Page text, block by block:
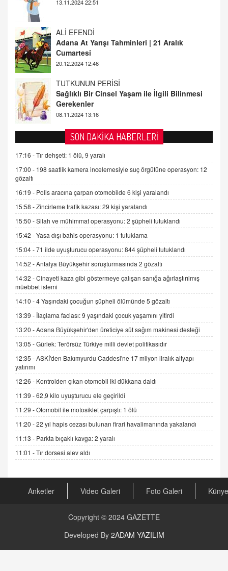
Cumartesi
20.12.2024 12:46
TUTKUNUN PERİSİ
Gerekenler
08.11.2024 13:16
FARUK ÖNALAN
2 Kasım 2021 Salı 00:11
AV. DOĞAN CAN DOĞAN
Kişisel verilerin korunması ve dijital hukukun
15.09.2025 16:17
SEHER EREK
Kış Ayları Geldi, Hangi Önlemler Alınmalı?
9.12.2025 10:11
İNCİ GÜL AKÖL
Trump Keşke Adana'yı da Ziyaret Etse...
06.07.2026 13:00
ADEM AKÖL
Esed Destekçilerinin Yüzüne Vurulan Şamar:
Sednaya
11.12.2024 12:30
DR. EKREM ASLAN
Gerçek Ne, Algı Ne? "Beraber Yürüyoruz"
Cümlesinin Peşinden
19.07.2025 12:45
GÖNÜL MENEKŞE
Şifacının Yolu
04.11.2025 12:56
Kira Uyuşmazlıklarında Dava Açmadan Önce
Arabulucuya Başvuru Şartı
23.09.2023 16:30
CAN UĞURATEŞ
16.12.2024 14:16
SON DAKİKA HABERLERİ
17:16 -Tır dehşeti: 1 ölü, 9 yaralı
17:00 - 198 saatlik kamera incelemesiyle suç örgütüne operasyon: 12
gözaltı
16:19 - Polis aracına çarpan otomobilde 6 kişi yaralandı
15:58 -Zincirleme trafik kazası: 29 kişi yaralandı
15:50 -Silah ve mühimmat operasyonu: 2 şüpheli tutuklandı
15:42 -Yasa dışı bahis operasyonu: 1 tutuklama
15:04 -71 ilde uyuşturucu operasyonu: 844 şüpheli tutuklandı
14:52 -Antalya Büyükşehir soruşturmasında 2 gözaltı
14:32 -Cinayeti kaza gibi göstermeye çalışan sanığa ağırlaştırılmış
müebbet istemi
14:10 -4 Yaşındaki çocuğun şüpheli ölümünde 5 gözaltı
13:39 - İlaçlama faciası: 9 yaşındaki çocuk yaşamını yitirdi
13:20 -Adana Büyükşehir'den üreticiye süt sağım makinesi desteği
13:05 -Gürlek: Terörsüz Türkiye milli devlet politikasıdır
12:35 -ASKİ'den Bakımyurdu Caddesi'ne 17 milyon liralık altyapı
yatırımı
12:26 - Kontrolden çıkan otomobil iki dükkana daldı
11:39 -62,9 kilo uyuşturucu ele geçirildi
11:29 -Otomobil ile motosiklet çarpıştı: 1 ölü
11:20 -22 yıl hapis cezası bulunan firari havalimanında yakalandı
11:13 - Parkta bıçaklı kavga: 2 yaralı
11:01 -Tır dorsesi alev aldı
Anketler Video Galeri Foto Galeri Künye
Copyright © 2024 GAZETTE
Developed By 2ADAM YAZILIM